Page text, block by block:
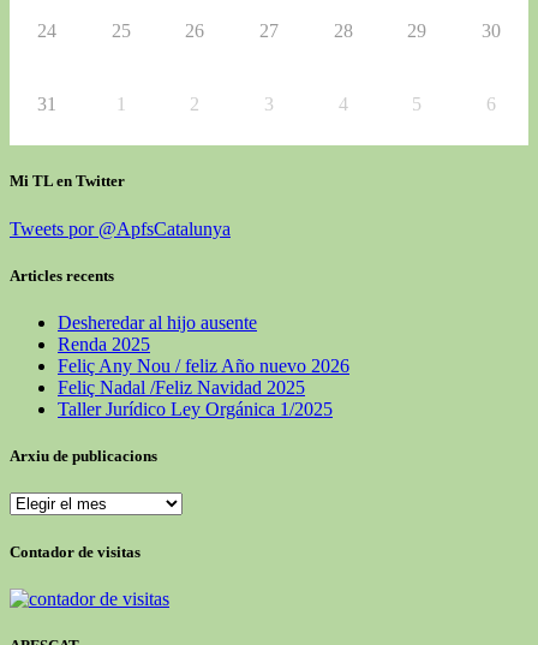
24 25 26 27 28 29 30
31 1 2 3 4 5 6
Mi TL en Twitter
Tweets por @ApfsCatalunya
Articles recents
Desheredar al hijo ausente
Renda 2025
Feliç Any Nou / feliz Año nuevo 2026
Feliç Nadal /Feliz Navidad 2025
Taller Jurídico Ley Orgánica 1/2025
Arxiu de publicacions
Arxiu
publicacions
Contador de visitas